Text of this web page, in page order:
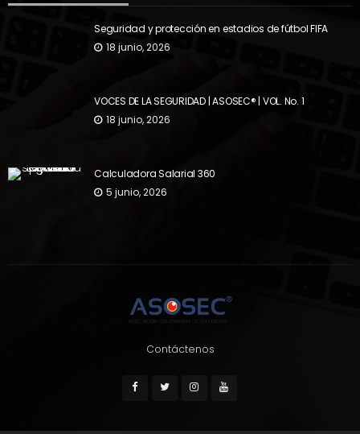
Seguridad y protección en estadios de fútbol FIFA
18 junio, 2026
VOCES DE LA SEGURIDAD | ASOSEC® | VOL. No. 1
18 junio, 2026
Calculadora Salarial 360
5 junio, 2026
Contáctenos